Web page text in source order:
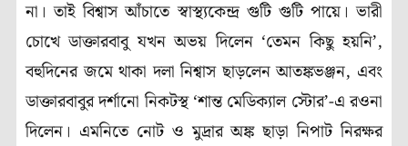
না। তাই বিশ্বাস আঁচাতে স্বাস্থ্যকেন্দ্র গুটি গুটি পায়ে। ভারী
চোখে ডাক্তারবাবু যখন অভয় দিলেন ‘তেমন কিছু হয়নি’,
বহুদিনের জমে থাকা দলা নিশ্বাস ছাড়লেন আতঙ্কভঞ্জন, এবং
ডাক্তারবাবুর দর্শানো নিকটস্থ ‘শান্ত মেডিক্যাল স্টোর’-এ রওনা
দিলেন। এমনিতে নোট ও মুদ্রার অঙ্ক ছাড়া নিপাট নিরক্ষর